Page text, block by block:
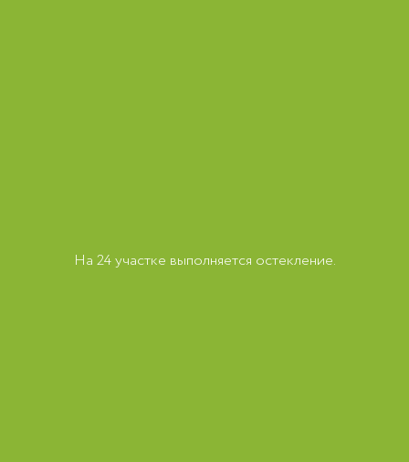
На 24 участке выполняется остекление.